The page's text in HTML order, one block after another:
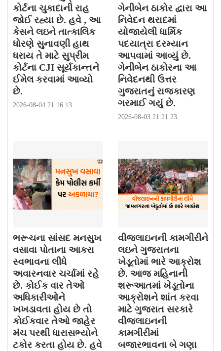
કોર્ટના ચુકાદાની રાહ
જોઈ રહ્યા છે. હવે , આ
કેસને લઇને તાત્કાલિક
ધોરણે સુનાવણી હાથ
ધરાય તે માટે સુપ્રીમ
કોર્ટના CJI સૂર્યકાન્તને
ઈમેલ કરવામાં આવ્યો
છે.
2026-08-04 21:16:13
ગેનીબેન ઠાકોર દ્વારા આ
નિવેદન થરાદમાં
યોજાયેલી ધાર્મિક
પદયાત્રા દરમ્યાન
આપવામાં આવ્યું છે.
ગેનીબેન ઠાકોરના આ
નિવેદનથી ઉત્તર
ગુજરાતનું રાજકારણ
ગરમાઈ ગયું છે.
2026-08-03 21:21:23
ભરૂચના સાંસદ મનસુખ
વસાવા પોતાના આકરા
સ્વભાવના લીધે
અવારનવાર ચર્ચામાં રહે
છે. કોઈક વાર તેઓ
અધિકારીઓને
ખખડાવતા હોય છે તો
કોઈકવાર તેઓ જાહેર
મંચ પરથી ધારાસભ્યોને
ટકોર કરતા હોય છે. હવે
વીજલાઇનની કામગીરીને
લઇને ગુજરાતના
ખેડૂતોમાં ભારે આક્રોશ
છે. આજ મહિનાની
શરૂઆતમાં ખેડૂતોના
આક્રોશને શાંત કરવા
માટે ગુજરાત સરકારે
વીજલાઇનની
કામગીરીમાં
બજારભાવના બે ગણા